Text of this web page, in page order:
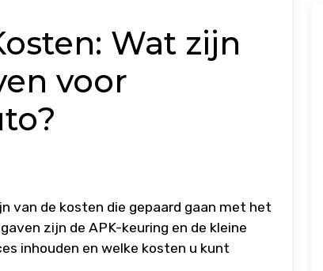
Wat zijn
voor
van de kosten die gepaard gaan met het
zijn de APK-keuring en de kleine
inhouden en welke kosten u kunt